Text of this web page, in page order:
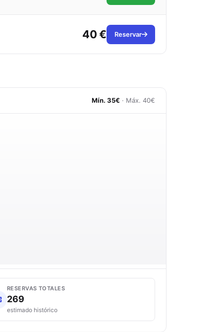
40 € Reservar
Mín. 35€ · Máx. 40€
RESERVAS TOTALES
269
estimado histórico